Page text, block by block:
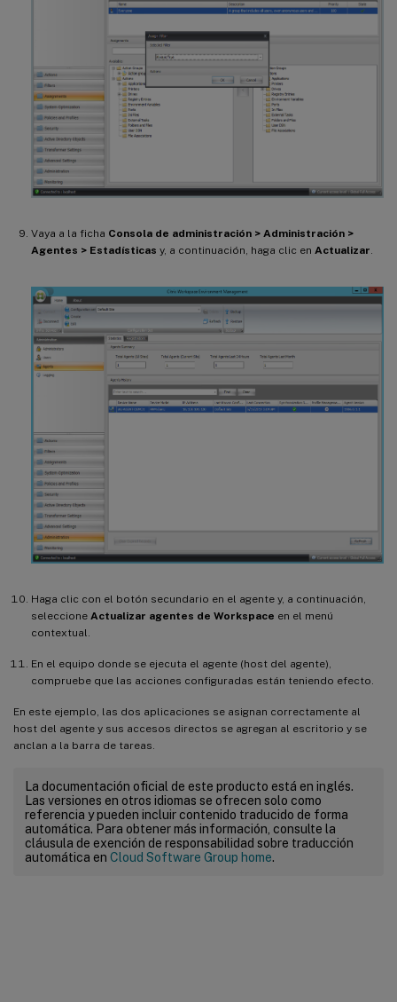
Vaya a la ficha Consola de administración > Administración >
Agentes > Estadísticas y, a continuación, haga clic en Actualizar.
Haga clic con el botón secundario en el agente y, a continuación,
seleccione Actualizar agentes de Workspace en el menú
contextual.
En el equipo donde se ejecuta el agente (host del agente),
compruebe que las acciones configuradas están teniendo efecto.
En este ejemplo, las dos aplicaciones se asignan correctamente al
host del agente y sus accesos directos se agregan al escritorio y se
anclan a la barra de tareas.
La documentación oficial de este producto está en inglés.
Las versiones en otros idiomas se ofrecen solo como
referencia y pueden incluir contenido traducido de forma
automática. Para obtener más información, consulte la
cláusula de exención de responsabilidad sobre traducción
automática en Cloud Software Group home.